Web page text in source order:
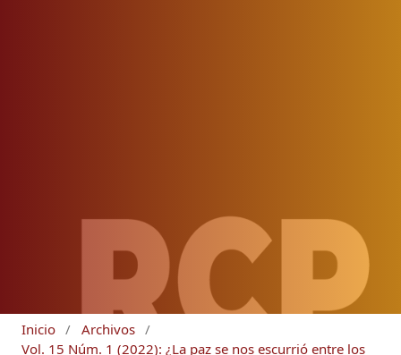
Inicio / Archivos /
Vol. 15 Núm. 1 (2022): ¿La paz se nos escurrió entre los